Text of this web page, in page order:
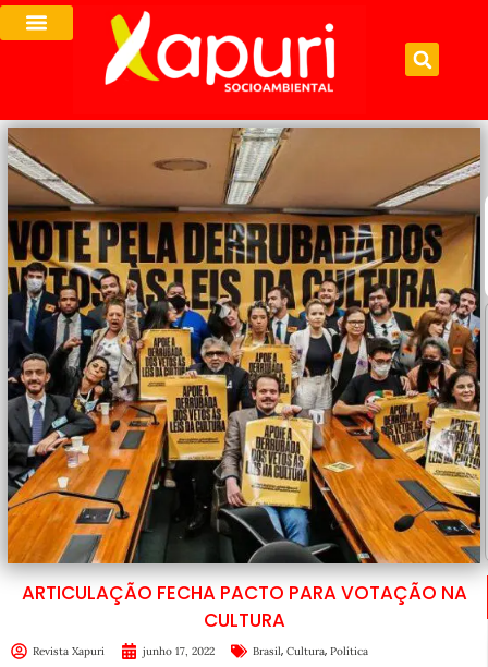
ARTICULAÇÃO FECHA PACTO PARA VOTAÇÃO NA
CULTURA
Revista Xapuri junho 17, 2022 Brasil, Cultura, Política